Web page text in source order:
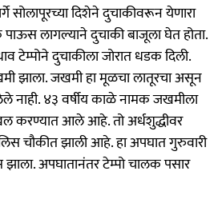
सोलापूरच्या दिशेने दुचाकीवरून येणारा
लागल्याने दुचाकी बाजूला घेत होता.
टेम्पोने दुचाकीला जोरात धडक दिली.
झाला. जखमी हा मूळचा लातूरचा असून
नाही. ४३ वर्षीय काळे नामक जखमीला
करण्यात आले आहे. तो अर्धशुद्धीवर
चौकीत झाली आहे. हा अपघात गुरुवारी
झाला. अपघातानंतर टेम्पो चालक पसार